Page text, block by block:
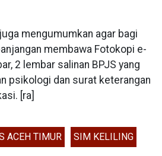
mengumumkan agar bagi
membawa Fotokopi e-
2 lembar salinan BPJS yang
psikologi dan surat keterangan
[ra]
ACEH TIMUR SIM KELILING